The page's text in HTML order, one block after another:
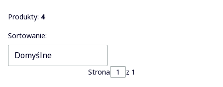
Produkty: 4
Lista produktów
Sortowanie:
Domyślne
Strona z 1